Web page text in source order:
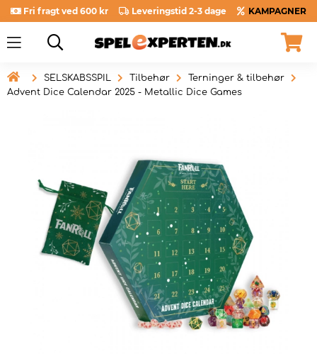
Fri fragt ved 600 kr Leveringstid 2-3 dage KAMPAGNER
 SELSKABSSPIL Tilbehør
Terninger & tilbehør
Advent Dice Calendar 2025 - Metallic Dice Games